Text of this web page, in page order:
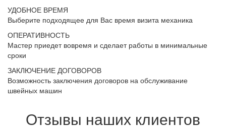
УДОБНОЕ ВРЕМЯ
Выберите подходящее для Вас время визита механика
ОПЕРАТИВНОСТЬ
Мастер приедет вовремя и сделает работы в минимальные
сроки
ЗАКЛЮЧЕНИЕ ДОГОВОРОВ
Возможность заключения договоров на обслуживание
швейных машин
Отзывы наших клиентов